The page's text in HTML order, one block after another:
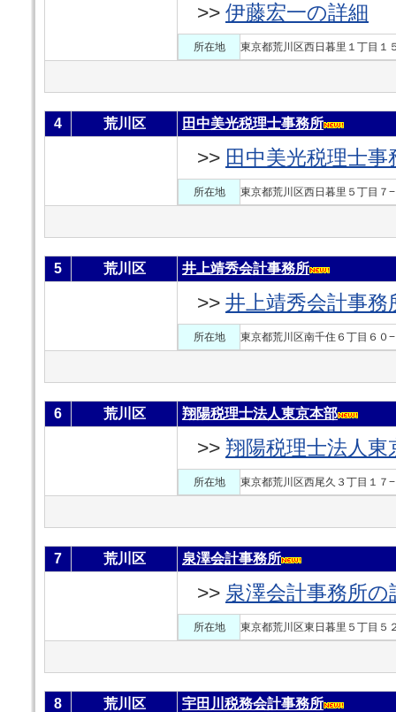
>> 伊藤宏一の詳細
所在地 東京都荒川区西日暮里１丁目１
4 荒川区 田中美光税理士事務所
>> 田中美光税理士事
所在地 東京都荒川区西日暮里５丁目７
5 荒川区 井上靖秀会計事務所
>> 井上靖秀会計事務
所在地 東京都荒川区南千住６丁目６０
6 荒川区 翔陽税理士法人東京本部
>> 翔陽税理士法人東
所在地 東京都荒川区西尾久３丁目１７
7 荒川区 泉澤会計事務所
>> 泉澤会計事務所の
所在地 東京都荒川区東日暮里５丁目５
8 荒川区 宇田川税務会計事務所